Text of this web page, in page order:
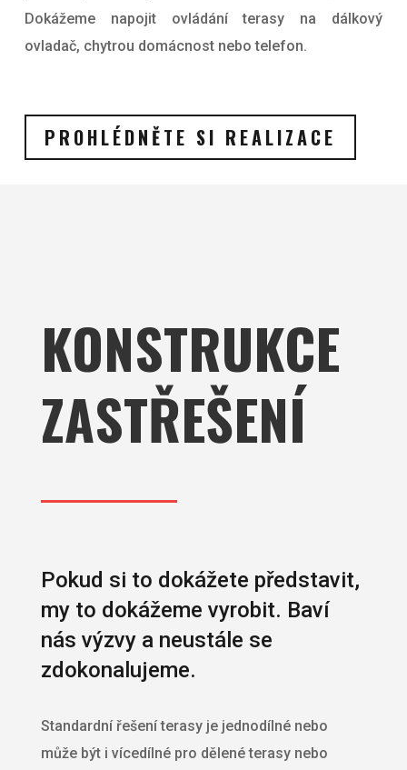
Dokážeme napojit ovládání terasy na dálkový
ovladač, chytrou domácnost nebo telefon.
PROHLÉDNĚTE SI REALIZACE
KONSTRUKCE
ZASTŘEŠENÍ
Pokud si to dokážete představit,
my to dokážeme vyrobit. Baví
nás výzvy a neustále se
zdokonalujeme.
Standardní řešení terasy je jednodílné nebo
může být i vícedílné pro dělené terasy nebo